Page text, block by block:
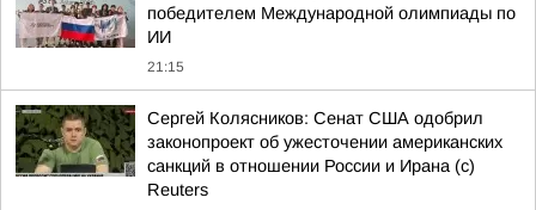
победителем Международной олимпиады по
ИИ
21:15
Сергей Колясников: Сенат США одобрил
законопроект об ужесточении американских
санкций в отношении России и Ирана (с)
Reuters